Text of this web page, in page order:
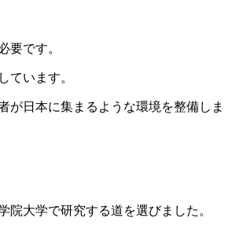
要です。
ています。
日本に集まるような環境を整備しま
大学で研究する道を選びました。